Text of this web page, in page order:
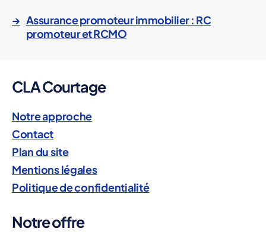
vr
e,
e
ti
o
n,
ri
q
u
→ Assurance promoteur immobilier : RC
promoteur et RCMO
CLA Courtage
Notre approche
Contact
Plan du site
Mentions légales
Politique de confidentialité
Notre offre